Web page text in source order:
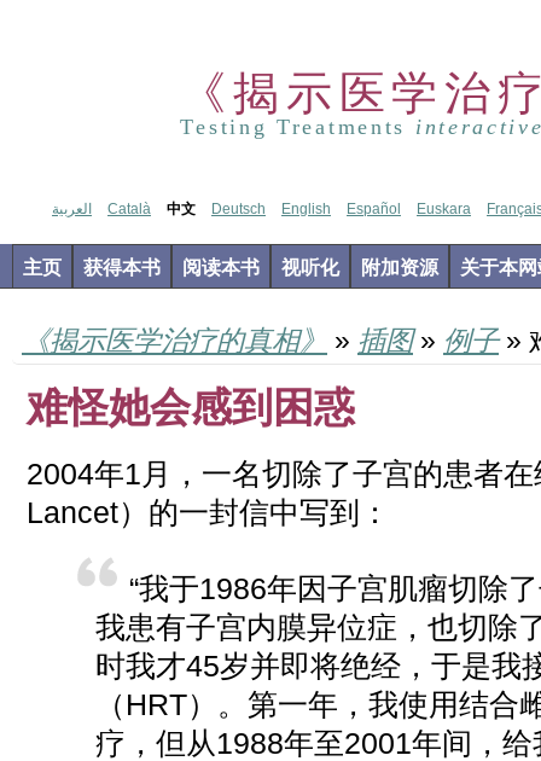
《揭示医学治
Testing Treatments
العربية Català 中文 Deutsch English Español Euskara
主页 获得本书 阅读本书 视听化 附加资源 关于本网
《揭示医学治疗的真相》 » 插图» 例子»
难怪她会感到困惑
2004年1月，一名切除了子宫的患者
Lancet）的一封信中写到：
“我于1986年因子宫肌瘤切除
我患有子宫内膜异位症，也切除
时我才45岁并即将绝经，于是我
（HRT）。第一年，我使用结合
疗，但从1988年至2001年间，